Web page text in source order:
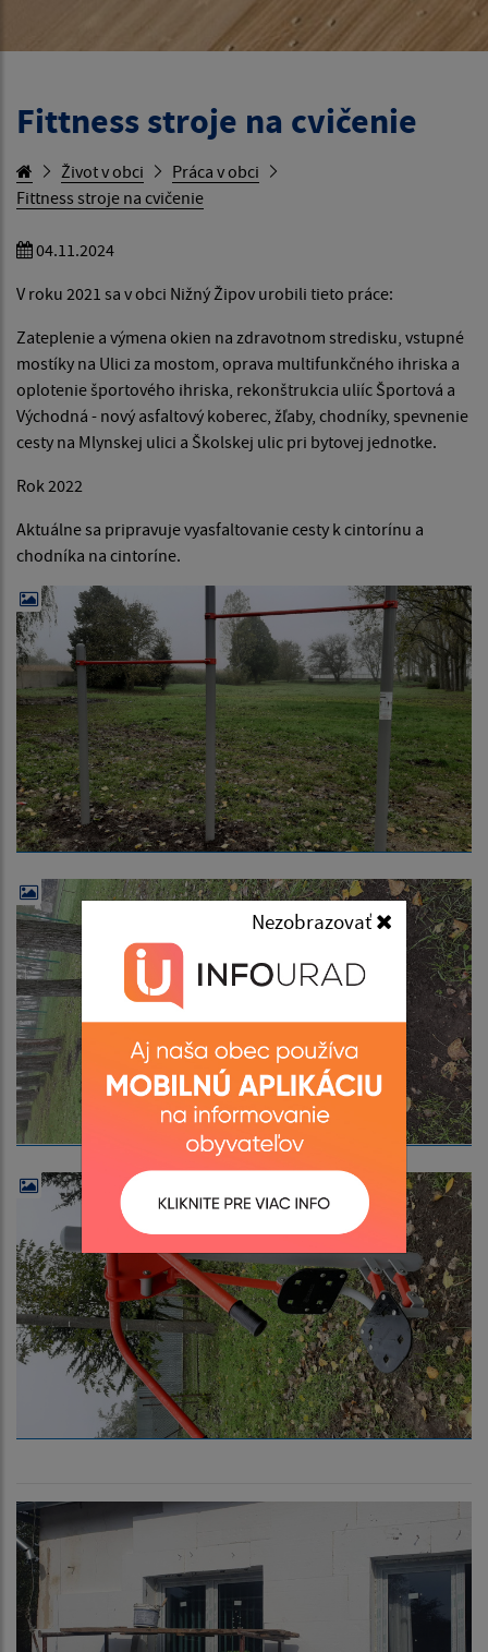
Nezobrazovať
Fittness stroje na cvičenie
Život v obci
Práca v obci
Fittness stroje na cvičenie
04.11.2024
V roku 2021 sa v obci Nižný Žipov urobili tieto práce:
Zateplenie a výmena okien na zdravotnom stredisku, vstupné
mostíky na Ulici za mostom, oprava multifunkčného ihriska a
oplotenie športového ihriska, rekonštrukcia uliíc Športová a
Východná - nový asfaltový koberec, žľaby, chodníky, spevnenie
cesty na Mlynskej ulici a Školskej ulic pri bytovej jednotke.
Rok 2022
Aktuálne sa pripravuje vyasfaltovanie cesty k cintorínu a
chodníka na cintoríne.